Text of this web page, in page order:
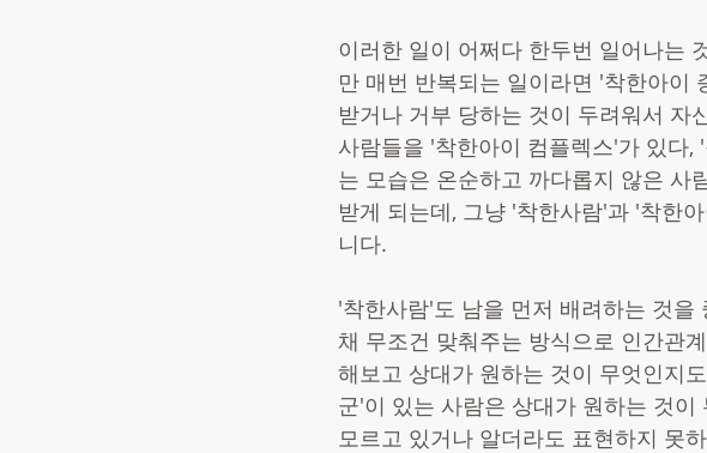
이러한 일이 어쩌다 한두번 일어나는
만 매번 반복되는 일이라면 '착한아이
받거나 거부 당하는 것이 두려워서 자
사람들을 '착한아이 컴플렉스'가 있다
는 모습은 온순하고 까다롭지 않은 사
받게 되는데, 그냥 '착한사람'과 '착한
니다.
'착한사람'도 남을 먼저 배려하는 것
채 무조건 맞춰주는 방식으로 인간관
해보고 상대가 원하는 것이 무엇인지
군'이 있는 사람은 상대가 원하는 것
모르고 있거나 알더라도 표현하지 못